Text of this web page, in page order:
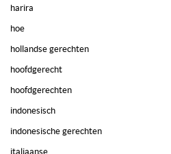
harira
hoe
hollandse gerechten
hoofdgerecht
hoofdgerechten
indonesisch
indonesische gerechten
italiaanse